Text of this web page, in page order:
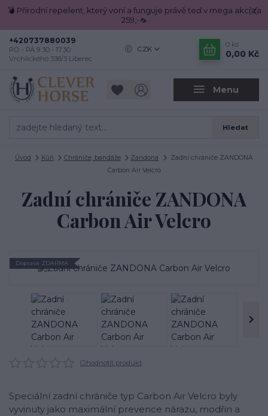
💣 Přírodní repelent, který voní a funguje právě teď v mega akci za
259,-🦟
Menu
CZK
Hledat
+420737880039
PO - PÁ 9.30 - 17.30
Vrchlického 338/3 Liberec
0 ks
0,00 Kč
Úvod Kůň Chrániče, bandáže Zandona
Zadní chrániče ZANDONA
Carbon Air Velcro
Zadní chrániče ZANDONA
Carbon Air Velcro
Doprava ZDARMA
Ohodnotit produkt
Speciální zadní chrániče typ Carbon Air Velcro byly
vyvinuty jako maximální prevence nárazu, modřin a